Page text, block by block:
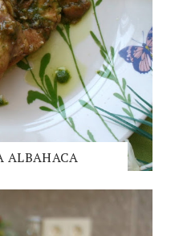
ALBAHACA